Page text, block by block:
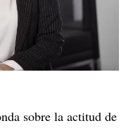
sobre la actitud de